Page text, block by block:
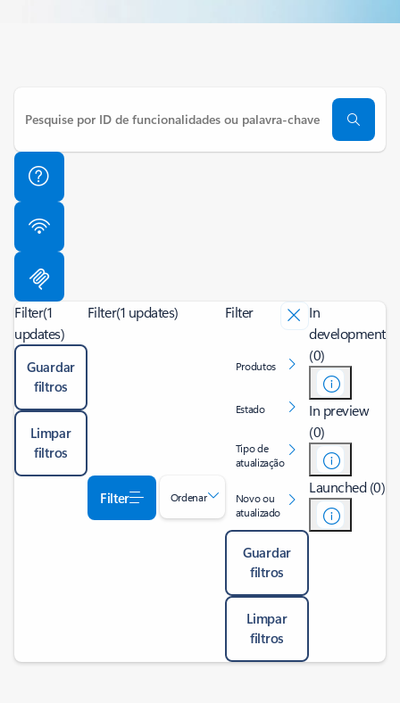
Filter(1
updates)
Guardar
filtros
Limpar
filtros
Filter(1 updates)
Filter Ordenar
Filter
Produtos
Estado
Tipo de
atualização
Novo ou
atualizado
Guardar
filtros
Limpar
filtros
In
development
(0)
In preview
(0)
Launched (0)